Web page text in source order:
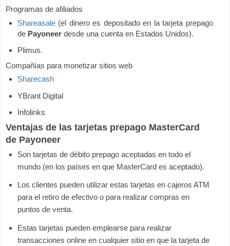
Programas de afiliados
Shareasale(el dinero es depositado en la tarjeta prepago
de Payoneerdesde una cuenta en Estados Unidos).
Plimus.
Compañías para monetizar sitios web
Sharecash
YBrant Digital
Infolinks
Ventajas de las tarjetas prepago MasterCard
de Payoneer
Son tarjetas de débito prepago aceptadas en todo el
mundo (en los países en que MasterCard es aceptado).
Los clientes pueden utilizar estas tarjetas en cajeros ATM
para el retiro de efectivo o para realizar compras en
puntos de venta.
Estas tarjetas pueden emplearse para realizar
transacciones online en cualquier sitio en que la tarjeta de